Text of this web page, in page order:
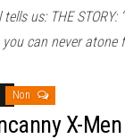
us: THE STORY:
you can never
Non
X-